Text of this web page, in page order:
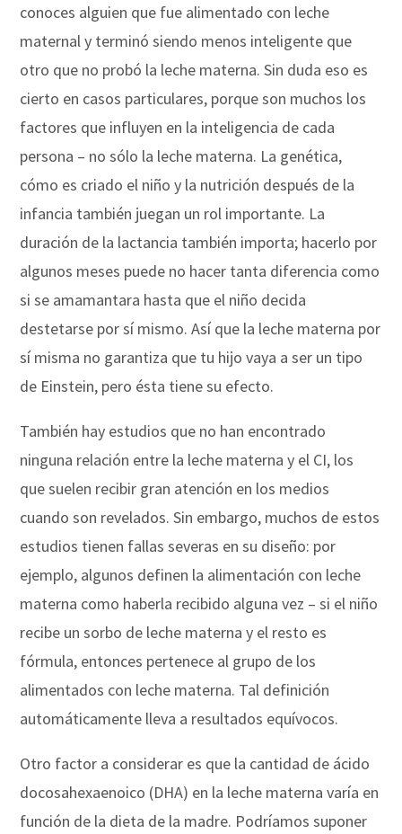
conoces alguien que fue alimentado con leche
maternal y terminó siendo menos inteligente que
otro que no probó la leche materna. Sin duda eso es
cierto en casos particulares, porque son muchos los
factores que influyen en la inteligencia de cada
persona – no sólo la leche materna. La genética,
cómo es criado el niño y la nutrición después de la
infancia también juegan un rol importante. La
duración de la lactancia también importa; hacerlo por
algunos meses puede no hacer tanta diferencia como
si se amamantara hasta que el niño decida
destetarse por sí mismo. Así que la leche materna por
sí misma no garantiza que tu hijo vaya a ser un tipo
de Einstein, pero ésta tiene su efecto.
También hay estudios que no han encontrado
ninguna relación entre la leche materna y el CI, los
que suelen recibir gran atención en los medios
cuando son revelados. Sin embargo, muchos de estos
estudios tienen fallas severas en su diseño: por
ejemplo, algunos definen la alimentación con leche
materna como haberla recibido alguna vez – si el niño
recibe un sorbo de leche materna y el resto es
fórmula, entonces pertenece al grupo de los
alimentados con leche materna. Tal definición
automáticamente lleva a resultados equívocos.
Otro factor a considerar es que la cantidad de ácido
docosahexaenoico (DHA) en la leche materna varía en
función de la dieta de la madre. Podríamos suponer